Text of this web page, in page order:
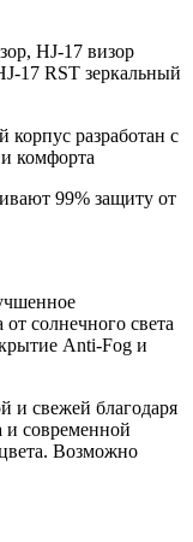
HJ-17 визор
17 RST зеркальный
разработан с
комфорта
99% защиту от
солнечного света
Anti-Fog и
и свежей благодаря
современной
Возможно